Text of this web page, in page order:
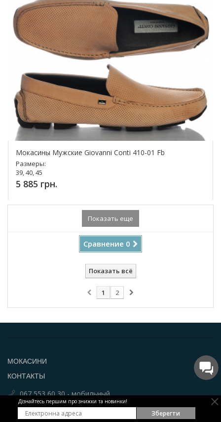
Дізнайтесь першим про знижки та новинки!
Зберегти
Мокасины Мужские Giovanni Conti 410-01 Fb
Размеры:
39, 40, 45
5 885 грн.
Купить!
Сравнение 0
Показать всё
Показать еще
1 2
МОКАСИНИ
КОНТАКТЫ
067 553 60 30 - мобильный
Email: info@par-a-porter.com